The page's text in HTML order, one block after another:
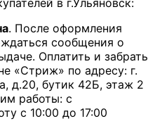
в г.Ульяновск:
. После оформления
сообщения о
Оплатить и забрать
«Стриж» по адресу: г.
д.20, бутик 42Б, этаж 2
работы: с
с 10:00 до 17:00